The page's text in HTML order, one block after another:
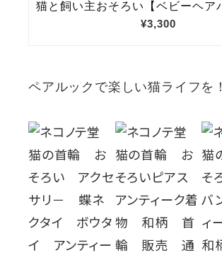
ペアルックで楽しい猫ライフを！